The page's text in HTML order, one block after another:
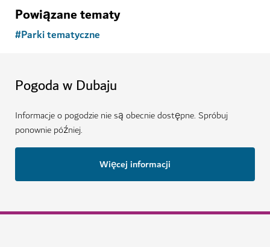
Doświadcz magii filmów w tym pełnym atrakcji parku
tematycznym
1,981OPINIE